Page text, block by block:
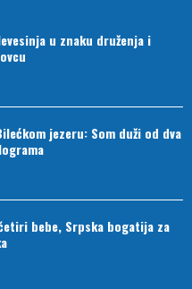
u znaku druženja i
jezeru: Som duži od dva
bebe, Srpska bogatija za